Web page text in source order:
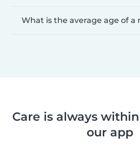
What is the average age of a
Care is always
our app